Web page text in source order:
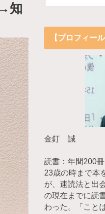
知
【プロフィール
金釘 誠
読書：年間200
23歳の時まで本
が、速読法と出
の現在までに読
わった。「こと